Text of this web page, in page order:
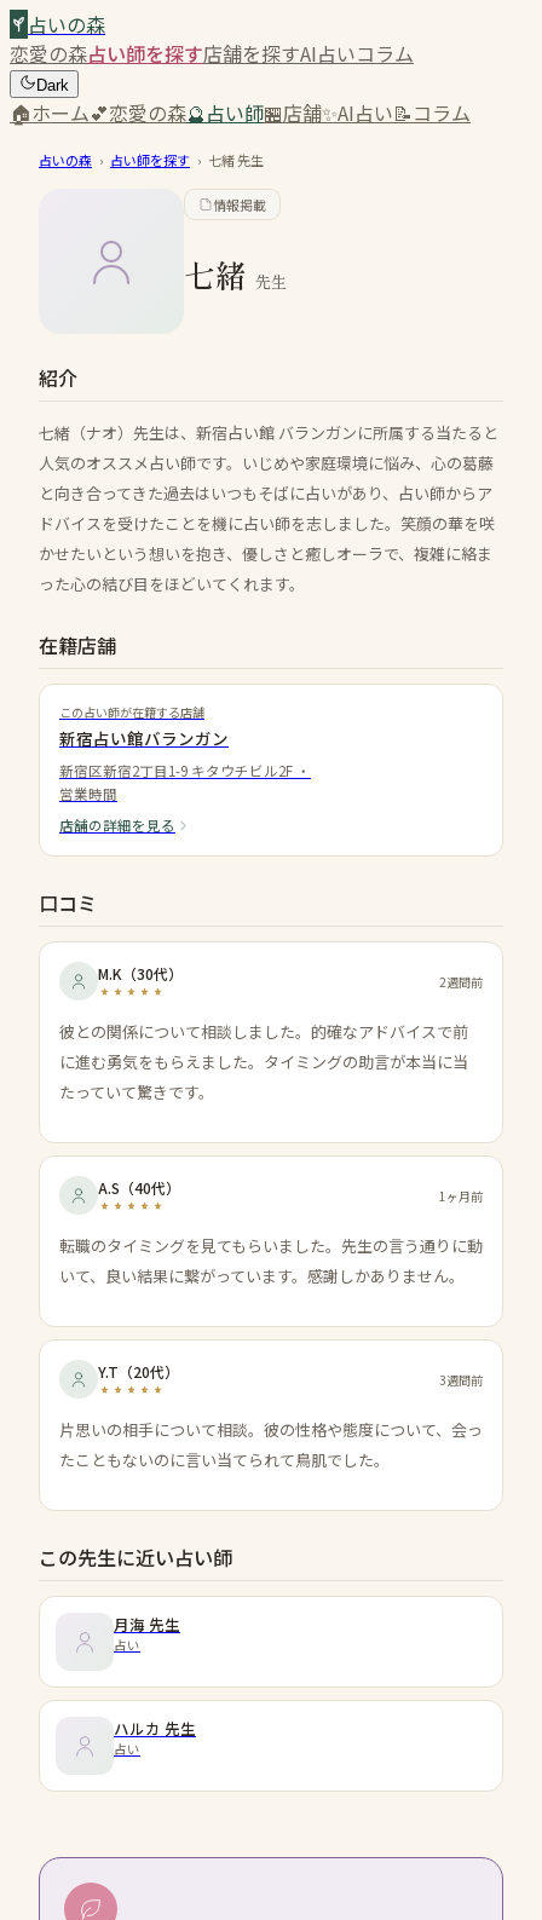
占いの森
恋愛の森占い師を探す店舗を探すAI占いコラム
Dark
🏠ホーム💕恋愛の森🔮占い師🏪店舗✨AI占い📝コラム
占いの森 › 占い師を探す › 七緒先生
情報掲載
七緒 先生
紹介
七緒（ナオ）先生は、新宿占い館 バランガンに所属する当たると
人気のオススメ占い師です。いじめや家庭環境に悩み、心の葛藤
と向き合ってきた過去はいつもそばに占いがあり、占い師からア
ドバイスを受けたことを機に占い師を志しました。笑顔の華を咲
かせたいという想いを抱き、優しさと癒しオーラで、複雑に絡ま
った心の結び目をほどいてくれます。
在籍店舗
この占い師が在籍する店舗
新宿占い館バランガン
新宿区新宿2丁目1-9 キタウチビル2F ・
営業時間
店舗の詳細を見る
口コミ
M.K （30代） 2週間前
彼との関係について相談しました。的確なアドバイスで前
に進む勇気をもらえました。タイミングの助言が本当に当
たっていて驚きです。
A.S （40代） 1ヶ月前
転職のタイミングを見てもらいました。先生の言う通りに動
いて、良い結果に繋がっています。感謝しかありません。
Y.T （20代） 3週間前
片思いの相手について相談。彼の性格や態度について、会っ
たこともないのに言い当てられて鳥肌でした。
この先生に近い占い師
月海 先生
占い
ハルカ 先生
占い